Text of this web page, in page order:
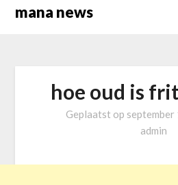
Overslaan
mana news
hoe oud is
Geplaatst op september
admin